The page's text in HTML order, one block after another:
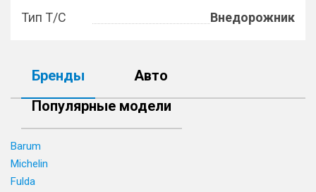
Тип Т/С
Внедорожник
Бренды
Авто
Популярные модели
Barum
Michelin
Fulda